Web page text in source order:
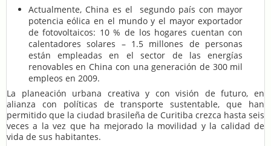
Actualmente, China es el segundo país con mayor
potencia eólica en el mundo y el mayor exportador
de fotovoltaicos: 10 % de los hogares cuentan con
calentadores solares – 1.5 millones de personas
están empleadas en el sector de las energías
renovables en China con una generación de 300 mil
empleos en 2009.
La planeación urbana creativa y con visión de futuro, en
alianza con políticas de transporte sustentable, que han
permitido que la ciudad brasileña de Curitiba crezca hasta seis
veces a la vez que ha mejorado la movilidad y la calidad de
vida de sus habitantes.